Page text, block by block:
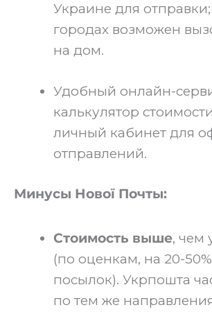
Украине для
городах возможен
на дом.
Удобный онлайн-
калькулятор
личный кабинет для
отправлений.
Минусы Нової Почты:
Стоимость выше, чем
(по оценкам, на 20-
посылок). Укрпошта
по тем же